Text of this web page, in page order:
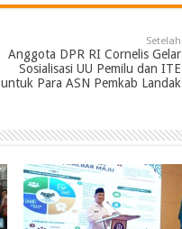
Setelah
Anggota DPR RI Cornelis Gelar
Sosialisasi UU Pemilu dan ITE
untuk Para ASN Pemkab Landak